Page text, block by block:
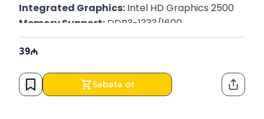
Integrated Graphics: Intel HD Graphics 2500
Memory Support: DDR3-1333/1600
Memory Channels: İki kanal
Process Technology:
Zəmanət :
12 ay
39
Səbətə at